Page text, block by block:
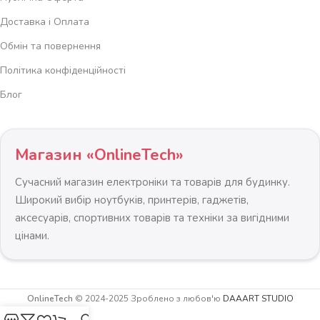
новий рівень комфорту з магазином
Доставка і Оплата
Обмін та повернення
Політика конфіденційності
Блог
Магазин «OnlineTech»
Сучасний магазин електроніки та товарів для будинку.
Широкий вибір ноутбуків, принтерів, гаджетів,
аксесуарів, спортивних товарів та техніки за вигідними
цінами.
OnlineTech © 2024-2025 Зроблено з любов'ю DAAART STUDIO